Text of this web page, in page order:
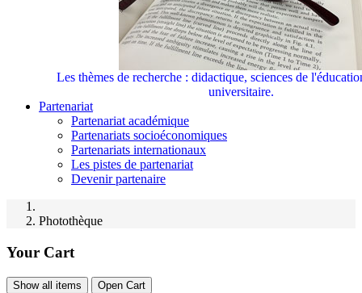
Les thèmes de recherche : didactique, sciences de
universitaire.
Partenariat
Partenariat académique
Partenariats socioéconomiques
Partenariats internationaux
Les pistes de partenariat
Devenir partenaire
Photothèque
Your Cart
Show all items Open Cart